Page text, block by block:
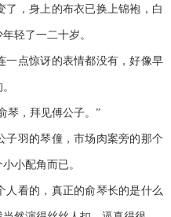
，身上的布衣已换上锦袍，白
轻了一二十岁。
点惊讶的表情都没有，好像早
，拜见傅公子。”
羽的琴僮，市场肉案旁的那个
小配角而已。
看的，真正的俞琴长的是什么